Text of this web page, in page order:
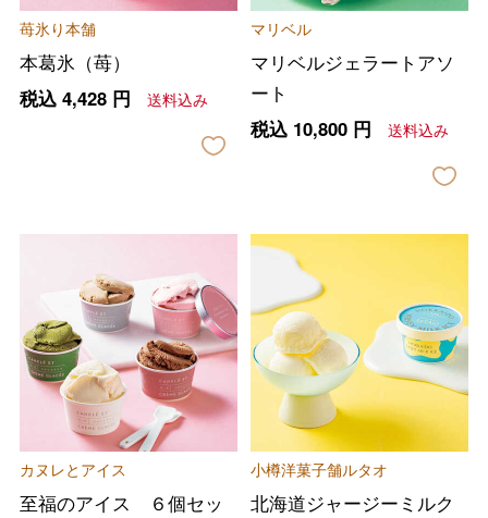
苺氷り本舗
本葛氷（苺）
税込 4,428円 送料込み
マリベル
マリベルジェラートアソ
ート
税込 10,800円 送料込み
カヌレとアイス
至福のアイス ６個セッ
小樽洋菓子舗ルタオ
北海道ジャージーミルク